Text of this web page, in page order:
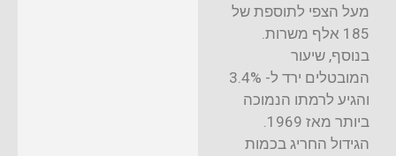
מעל הצפי לתוספת של
185 אלף משרות.
בנוסף, שיעור
המובטלים ירד ל- 3.4%
והגיע לרמתו הנמוכה
ביותר מאז 1969.
הגידול החריג בכמות